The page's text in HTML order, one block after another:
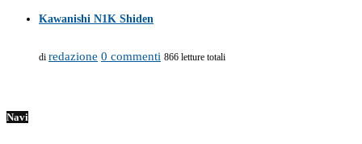
Kawanishi N1K Shiden
di redazione 0 commenti 866 letture totali
Navi